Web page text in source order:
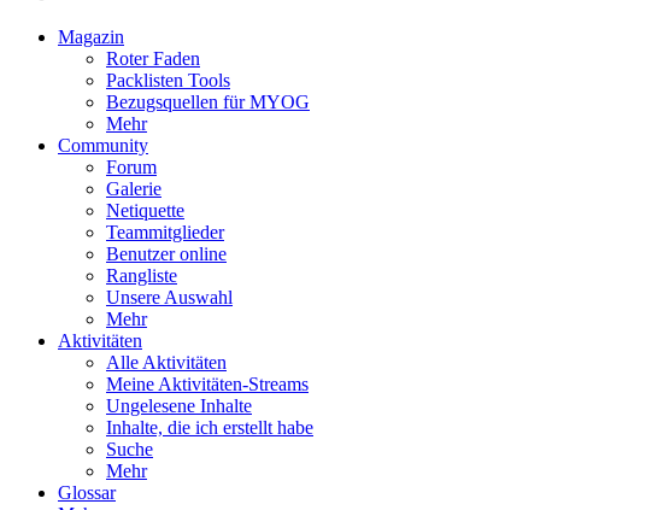
Magazin
Roter Faden
Packlisten Tools
Bezugsquellen für MYOG
Mehr
Community
Forum
Galerie
Netiquette
Teammitglieder
Benutzer online
Rangliste
Unsere Auswahl
Mehr
Aktivitäten
Alle Aktivitäten
Meine Aktivitäten-Streams
Ungelesene Inhalte
Inhalte, die ich erstellt habe
Suche
Mehr
Glossar